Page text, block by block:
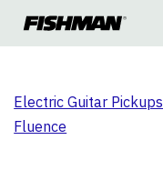
Electric Guitar Pickups
Fluence